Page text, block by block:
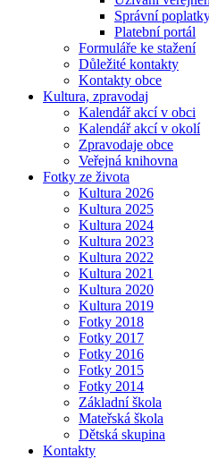
Správní
Platební portál
Formuláře ke stažení
Důležité kontakty
Kontakty obce
Kultura, zpravodaj
Kalendář akcí v obci
Kalendář akcí v okolí
Zpravodaje obce
Veřejná knihovna
Fotky ze života
Kultura 2026
Kultura 2025
Kultura 2024
Kultura 2023
Kultura 2022
Kultura 2021
Kultura 2020
Kultura 2019
Fotky 2018
Fotky 2017
Fotky 2016
Fotky 2015
Fotky 2014
Základní škola
Mateřská škola
Dětská skupina
Kontakty